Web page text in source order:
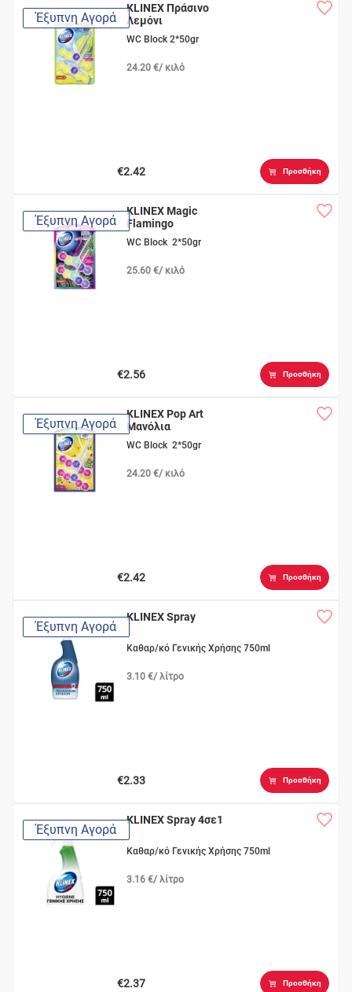
Έξυπνη Αγορά
KLINEX Πράσινο
Λεμόνι
WC Block 2*50gr
24.20 €/ κιλό
€2.42 Προσθήκη
Έξυπνη Αγορά
KLINEX Magic
Flamingo
WC Block 2*50gr
25.60 €/ κιλό
€2.56 Προσθήκη
Έξυπνη Αγορά
KLINEX Pop Art
Μανόλια
WC Block 2*50gr
24.20 €/ κιλό
€2.42 Προσθήκη
Έξυπνη Αγορά
KLINEX Spray
Καθαρ/κό Γενικής Χρήσης 750ml
3.10 €/ λίτρο
€2.33 Προσθήκη
Έξυπνη Αγορά
KLINEX Spray 4σε1
Καθαρ/κό Γενικής Χρήσης 750ml
3.16 €/ λίτρο
€2.37 Προσθήκη